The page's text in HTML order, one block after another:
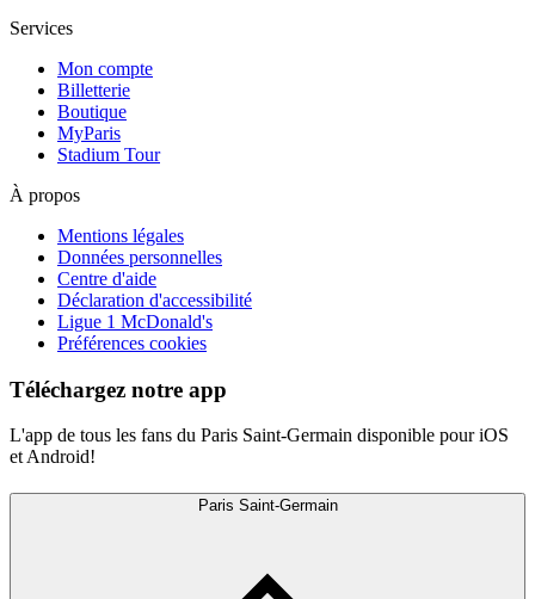
Services
Mon compte
Billetterie
Boutique
MyParis
Stadium Tour
À propos
Mentions légales
Données personnelles
Centre d'aide
Déclaration d'accessibilité
Ligue 1 McDonald's
Préférences cookies
Téléchargez notre app
L'app de tous les fans du Paris Saint-Germain disponible pour iOS
et Android!
Paris Saint-Germain